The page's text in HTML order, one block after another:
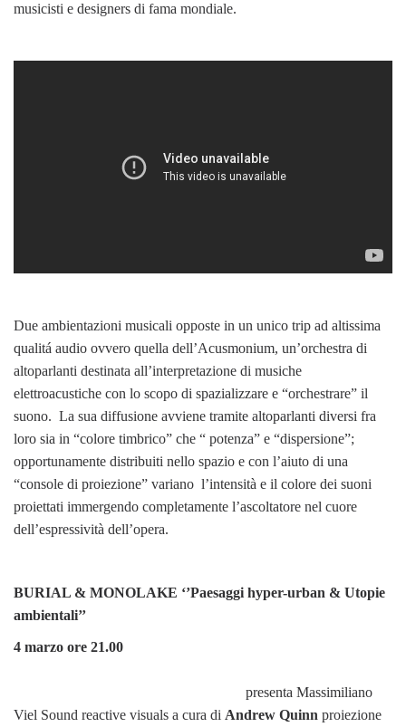
musicisti e designers di fama mondiale.
Due ambientazioni musicali opposte in un unico trip ad altissima
qualitá audio ovvero quella dell’Acusmonium, un’orchestra di
altoparlanti destinata all’interpretazione di musiche
elettroacustiche con lo scopo di spazializzare e “orchestrare” il
suono. La sua diffusione avviene tramite altoparlanti diversi fra
loro sia in “colore timbrico” che “ potenza” e “dispersione”;
opportunamente distribuiti nello spazio e con l’aiuto di una
“console di proiezione” variano l’intensità e il colore dei suoni
proiettati immergendo completamente l’ascoltatore nel cuore
dell’espressività dell’opera.
BURIAL & MONOLAKE ‘’Paesaggi hyper-urban & Utopie
ambientali’’
4 marzo ore 21.00
presenta Massimiliano
Viel Sound reactive visuals a cura di Andrew Quinn proiezione